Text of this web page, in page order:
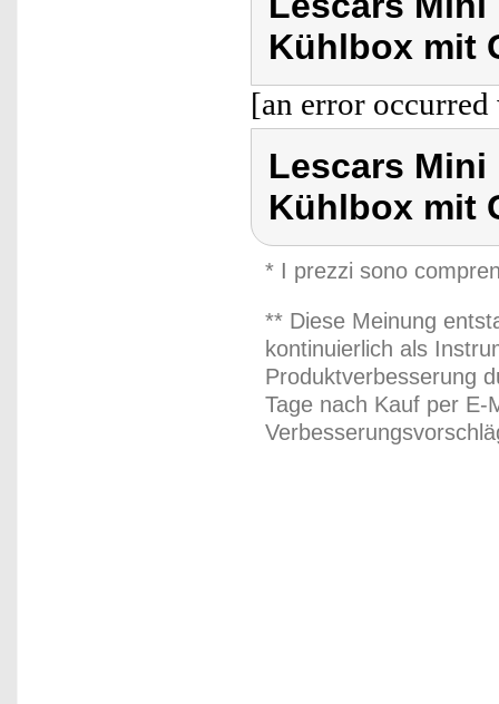
Kühlbox mit
[an error
Lescars
Kühlbox mit
* I prezzi sono
** Diese Meinung
kontinuierlich als
Produktverbesserung
Tage nach Kauf per E-